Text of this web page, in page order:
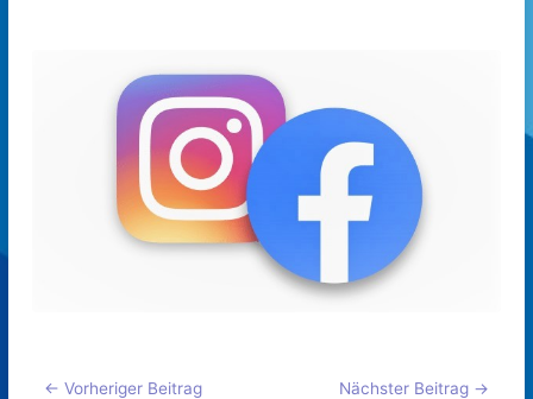
← Vorheriger Beitrag Nächster Beitrag →